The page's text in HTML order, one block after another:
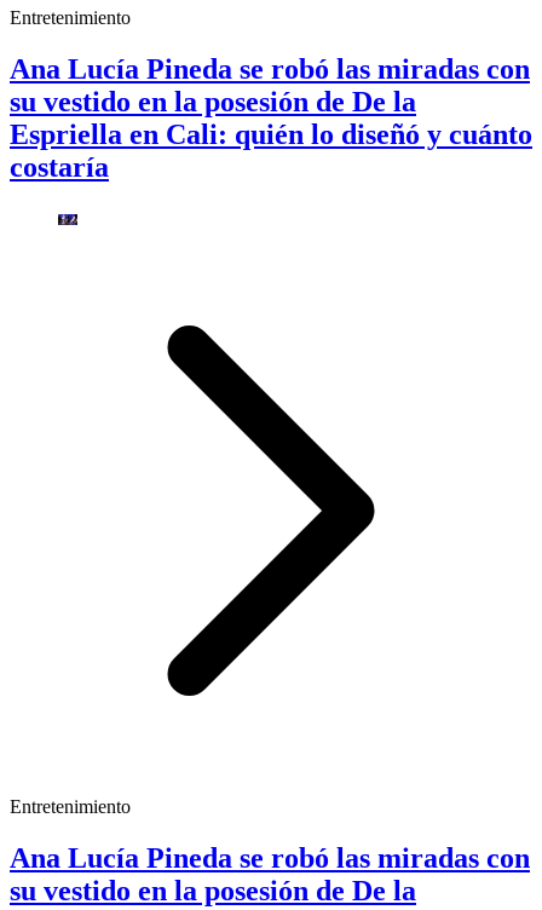
Entretenimiento
Ana Lucía Pineda se robó las miradas con
su vestido en la posesión de De la
Espriella en Cali: quién lo diseñó y cuánto
costaría
Entretenimiento
Ana Lucía Pineda se robó las miradas con
su vestido en la posesión de De la